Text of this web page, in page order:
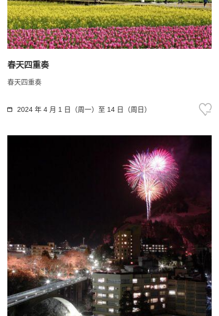
春天四重奏
春天四重奏
2024 年 4 月 1 日（周一）至 14 日（周日）